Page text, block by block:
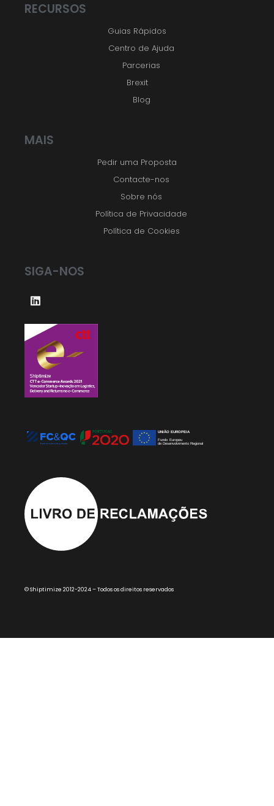
RECURSOS
Guias Rápidos
Centro de Ajuda
Parcerias
Brexit
Blog
MAIS
Pedir uma Proposta
Contacte-nos
Sobre nós
Política de Privacidade
Política de Cookies
SIGA-NOS
© Shiptimize 2012-2024 – Todos os direitos reservados